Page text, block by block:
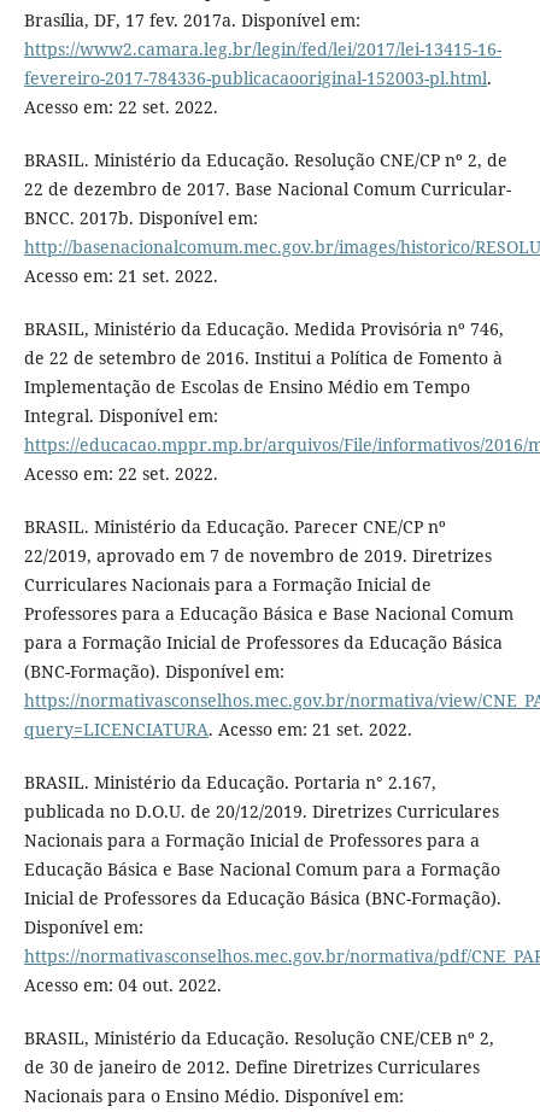
Brasília, DF, 17 fev. 2017a. Disponível em:
https://www2.camara.leg.br/legin/fed/lei/2017/lei-13415-16-
fevereiro-2017-784336-publicacaooriginal-152003-pl.html.
Acesso em: 22 set. 2022.
BRASIL. Ministério da Educação. Resolução CNE/CP nº 2, de
22 de dezembro de 2017. Base Nacional Comum Curricular-
BNCC. 2017b. Disponível em:
http://basenacionalcomum.mec.gov.br/images/historico/
Acesso em: 21 set. 2022.
BRASIL, Ministério da Educação. Medida Provisória nº 746,
de 22 de setembro de 2016. Institui a Política de Fomento à
Implementação de Escolas de Ensino Médio em Tempo
Integral. Disponível em:
https://educacao.mppr.mp.br/arquivos/File/informativos/2016/
Acesso em: 22 set. 2022.
BRASIL. Ministério da Educação. Parecer CNE/CP nº
22/2019, aprovado em 7 de novembro de 2019. Diretrizes
Curriculares Nacionais para a Formação Inicial de
Professores para a Educação Básica e Base Nacional Comum
para a Formação Inicial de Professores da Educação Básica
(BNC-Formação). Disponível em:
https://normativasconselhos.mec.gov.br/normativa/view/
query=LICENCIATURA. Acesso em: 21 set. 2022.
BRASIL. Ministério da Educação. Portaria n° 2.167,
publicada no D.O.U. de 20/12/2019. Diretrizes Curriculares
Nacionais para a Formação Inicial de Professores para a
Educação Básica e Base Nacional Comum para a Formação
Inicial de Professores da Educação Básica (BNC-Formação).
Disponível em:
https://normativasconselhos.mec.gov.br/normativa/pdf/
Acesso em: 04 out. 2022.
BRASIL, Ministério da Educação. Resolução CNE/CEB nº 2,
de 30 de janeiro de 2012. Define Diretrizes Curriculares
Nacionais para o Ensino Médio. Disponível em: